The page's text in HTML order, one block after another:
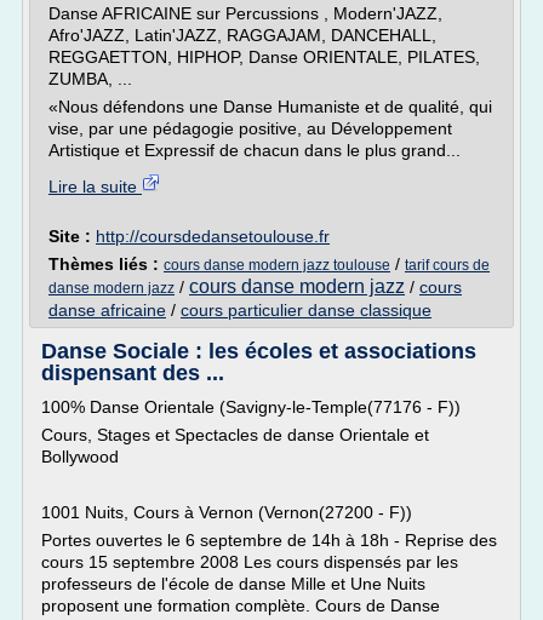
Danse AFRICAINE sur Percussions , Modern'JAZZ,
Afro'JAZZ, Latin'JAZZ, RAGGAJAM, DANCEHALL,
REGGAETTON, HIPHOP, Danse ORIENTALE, PILATES,
ZUMBA, ...
«Nous défendons une Danse Humaniste et de qualité, qui
vise, par une pédagogie positive, au Développement
Artistique et Expressif de chacun dans le plus grand...
Lire la suite
Site : http://coursdedansetoulouse.fr
Thèmes liés : cours danse modern jazz toulouse / tarif cours de
danse modern jazz / cours danse modern jazz / cours
danse africaine / cours particulier danse classique
Danse Sociale : les écoles et associations
dispensant des ...
100% Danse Orientale (Savigny-le-Temple(77176 - F))
Cours, Stages et Spectacles de danse Orientale et
Bollywood
1001 Nuits, Cours à Vernon (Vernon(27200 - F))
Portes ouvertes le 6 septembre de 14h à 18h - Reprise des
cours 15 septembre 2008 Les cours dispensés par les
professeurs de l'école de danse Mille et Une Nuits
proposent une formation complète. Cours de Danse